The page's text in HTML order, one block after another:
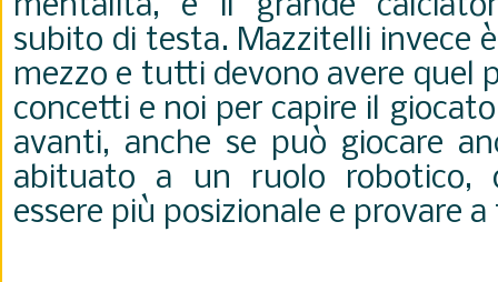
mentalità, e il grande
subito di testa. Mazzitelli invece
mezzo e tutti devono avere quel
concetti e noi per capire il
avanti, anche se può giocare
abituato a un ruolo robotico,
essere più posizionale e provare